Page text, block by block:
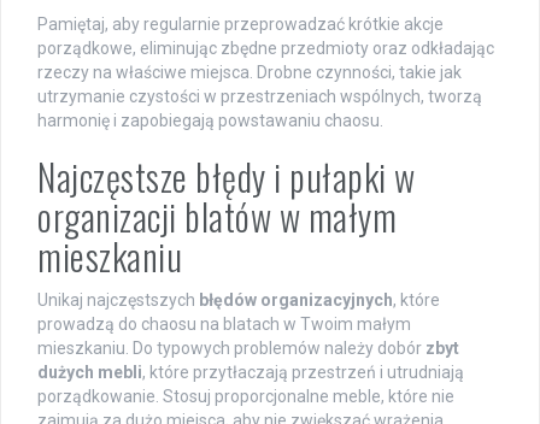
Pamiętaj, aby regularnie przeprowadzać krótkie akcje
porządkowe, eliminując zbędne przedmioty oraz odkładając
rzeczy na właściwe miejsca. Drobne czynności, takie jak
utrzymanie czystości w przestrzeniach wspólnych, tworzą
harmonię i zapobiegają powstawaniu chaosu.
Najczęstsze błędy i pułapki w
organizacji blatów w małym
mieszkaniu
Unikaj najczęstszych błędów organizacyjnych, które
prowadzą do chaosu na blatach w Twoim małym
mieszkaniu. Do typowych problemów należy dobór zbyt
dużych mebli, które przytłaczają przestrzeń i utrudniają
porządkowanie. Stosuj proporcjonalne meble, które nie